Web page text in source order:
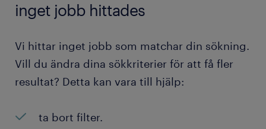
inget jobb hittades
Vi hittar inget jobb som matchar din sökning.
Vill du ändra dina sökkriterier för att få fler
resultat? Detta kan vara till hjälp:
ta bort filter.